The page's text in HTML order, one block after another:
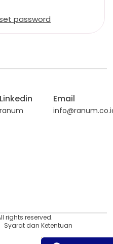
password
Linkedin
ranum
Email
rights reserved.
Syarat dan Ketentuan